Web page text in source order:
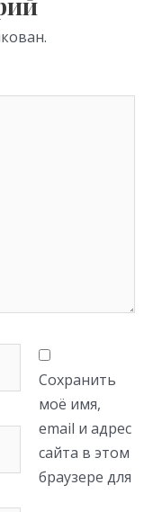
Сохранить
моё имя,
email и адрес
сайта в этом
браузере для